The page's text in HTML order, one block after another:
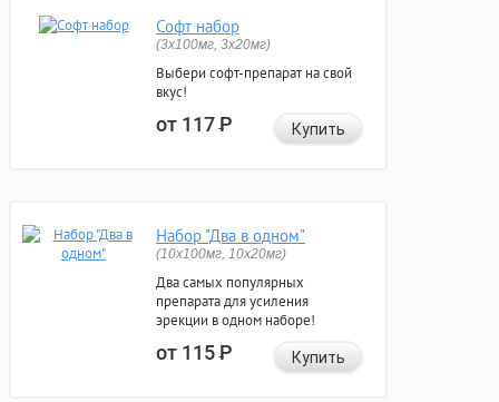
Софт набор
(3x100мг, 3x20мг)
Выбери софт-препарат на свой
вкус!
от 117Р Купить
Набор "Два в одном"
(10x100мг, 10x20мг)
Два самых популярных
препарата для усиления
эрекции в одном наборе!
от 115Р Купить